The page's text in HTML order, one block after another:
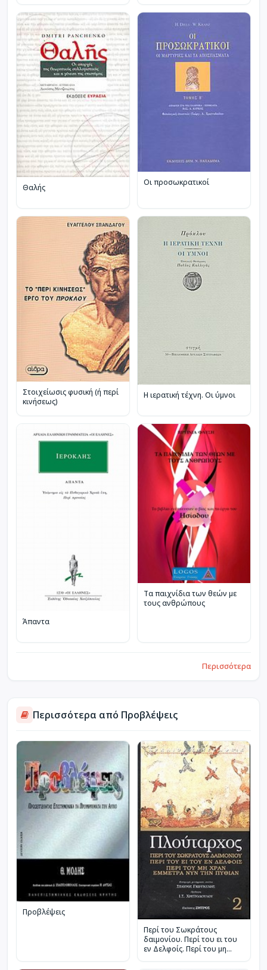
Θαλής Οι προσωκρατικοί
Στοιχείωσις φυσική (ή περί
κινήσεως)
Η ιερατική τέχνη. Οι ύμνοι
Άπαντα
Τα παιχνίδια των θεών με
τους ανθρώπους
Περισσότερα
Περισσότερα από Προβλέψεις
Προβλέψεις
Περί του Σωκράτους
δαιμονίου. Περί του ει του
εν Δελφοίς. Περί του μη